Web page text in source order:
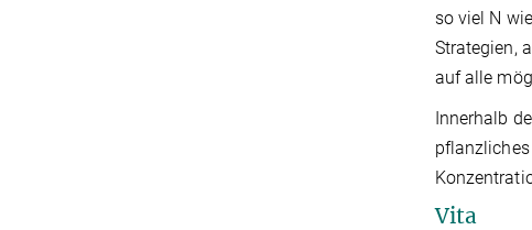
so viel N
Strategien,
auf alle
Innerhalb
Vita